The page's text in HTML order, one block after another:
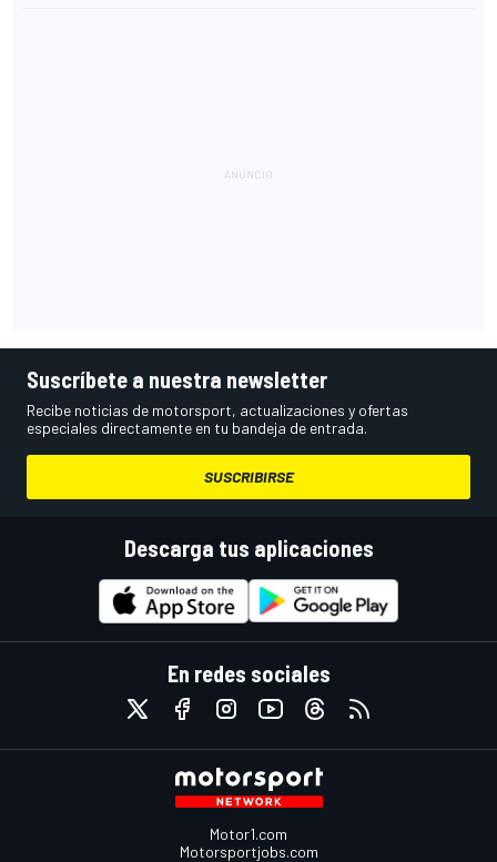
Suscríbete a nuestra newsletter
Recibe noticias de motorsport, actualizaciones y ofertas
especiales directamente en tu bandeja de entrada.
SUSCRIBIRSE
Descarga tus aplicaciones
En redes sociales
Motor1.com
Motorsportjobs.com